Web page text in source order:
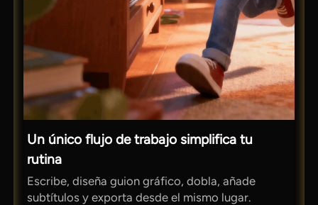
Un único flujo de trabajo simplifica tu
rutina
Escribe, diseña guion gráfico, dobla, añade
subtítulos y exporta desde el mismo lugar.